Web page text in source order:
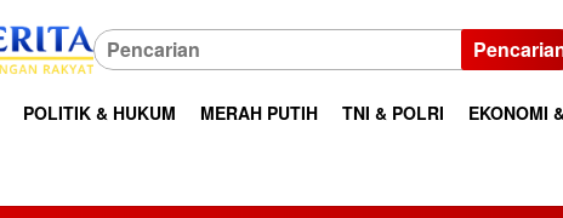
POLITIK & HUKUM MERAH PUTIH TNI & POLRI EKONOMI